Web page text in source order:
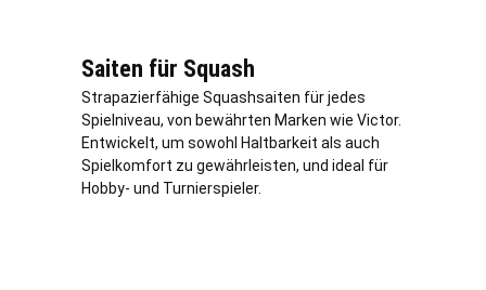
Saiten für Squash
Strapazierfähige Squashsaiten für jedes
Spielniveau, von bewährten Marken wie Victor.
Entwickelt, um sowohl Haltbarkeit als auch
Spielkomfort zu gewährleisten, und ideal für
Hobby- und Turnierspieler.